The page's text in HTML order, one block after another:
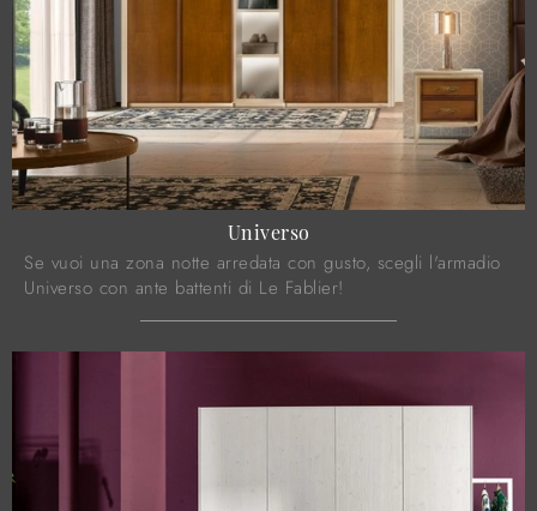
Universo
Se vuoi una zona notte arredata con gusto, scegli l'armadio
Universo con ante battenti di Le Fablier!